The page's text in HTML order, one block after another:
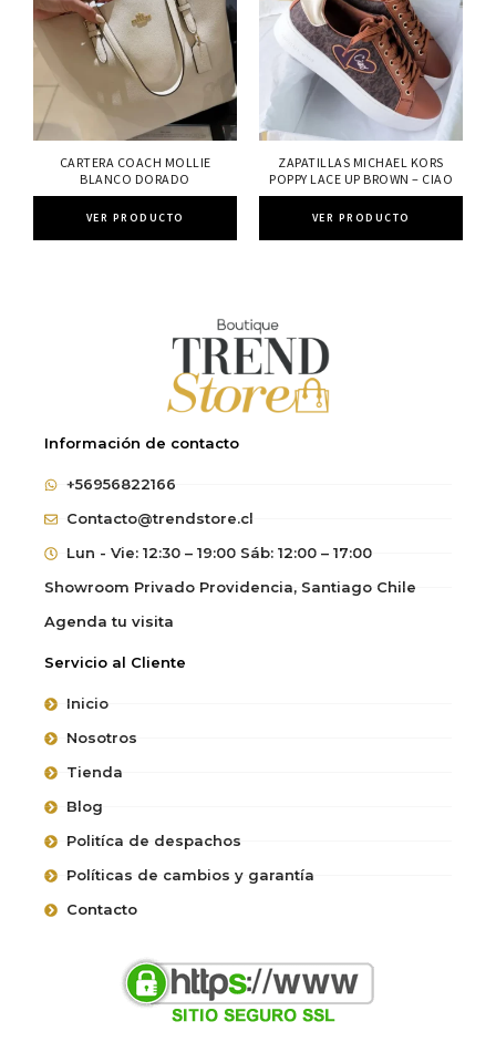
CARTERA COACH MOLLIE
BLANCO DORADO
VER PRODUCTO
ZAPATILLAS MICHAEL KORS
POPPY LACE UP BROWN – CIAO
VER PRODUCTO
Información de contacto
+56956822166
Contacto@trendstore.cl
Lun - Vie: 12:30 – 19:00 Sáb: 12:00 – 17:00
Showroom Privado Providencia, Santiago Chile
Agenda tu visita
Servicio al Cliente
Inicio
Nosotros
Tienda
Blog
Politíca de despachos
Políticas de cambios y garantía
Contacto